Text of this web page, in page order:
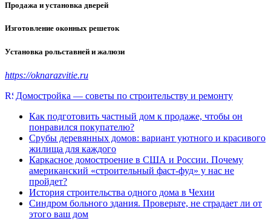
Продажа и установка дверей
Изготовление оконных решеток
Установка рольставней и жалюзи
https://oknarazvitie.ru
Домостройка — советы по строительству и ремонту
Как подготовить частный дом к продаже, чтобы он
понравился покупателю?
Срубы деревянных домов: вариант уютного и красивого
жилища для каждого
Каркасное домостроение в США и России. Почему
американский «строительный фаст-фуд» у нас не
пройдет?
История строительства одного дома в Чехии
Синдром больного здания. Проверьте, не страдает ли от
этого ваш дом